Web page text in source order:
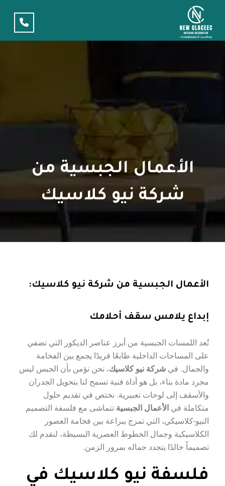
الأعمال الجبسية من
شركة نيو كلاسيك
الأعمال الجبسية من شركة نيو كلاسيك:
إبداع يلامس سقف أحلامك
تُعد اللمسات الجبسية من أبرز عناصر الديكور التي تضفي
على المساحات الداخلية طابعًا فريدًا يجمع بين الفخامة
والجمال. فيشركة نيو كلاسيك، نحن نؤمن بأن الجبس ليس
مجرد مادة بناء، بل هو أداة فنية تسمح لنا بتحويل الجدران
والأسقف إلى لوحات تعبيرية. نختص في تقديم حلول
متكاملة في الأعمال الجبسية تتماشى مع فلسفة التصميم
النيو-كلاسيكي، التي تمزج ببراعة بين فخامة العصور
الكلاسيكية وجمال الخطوط العصرية البسيطة، لنقدم لك
تصميماً خالدًا يتجدد جماله بمرور الزمن.
فلسفة نيو كلاسيك في